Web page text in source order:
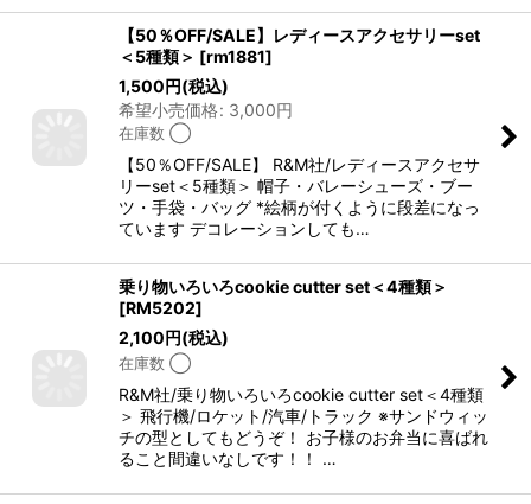
【50％OFF/SALE】レディースアクセサリーset
＜5種類＞ [rm1881]
1,500円(税込)
希望小売価格: 3,000円
在庫数 ◯
【50％OFF/SALE】 R&M社/レディースアクセサ
リーset＜5種類＞ 帽子・バレーシューズ・ブー
ツ・手袋・バッグ *絵柄が付くように段差になっ
ています デコレーションしても…
乗り物いろいろcookie cutter set＜4種類＞
[RM5202]
2,100円(税込)
在庫数 ◯
R&M社/乗り物いろいろcookie cutter set＜4種類
＞ 飛行機/ロケット/汽車/トラック ※サンドウィッ
チの型としてもどうぞ！ お子様のお弁当に喜ばれ
ること間違いなしです！！ …